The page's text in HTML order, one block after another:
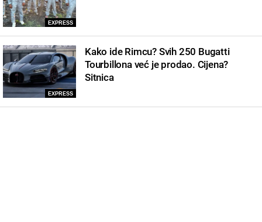
EXPRESS
EXPRESS
Kako ide Rimcu? Svih 250 Bugatti
Tourbillona već je prodao. Cijena?
Sitnica